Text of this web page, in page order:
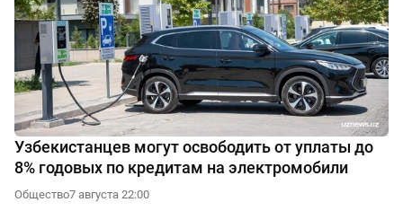
Узбекистанцев могут освободить от уплаты до
8% годовых по кредитам на электромобили
Общество7 августа 22:00